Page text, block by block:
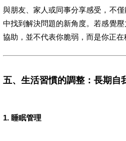
與朋友、家人或同事分享感受，不
中找到解決問題的新角度。若感覺
協助，並不代表你脆弱，而是你正在
五、生活習慣的調整：長期自
1. 睡眠管理